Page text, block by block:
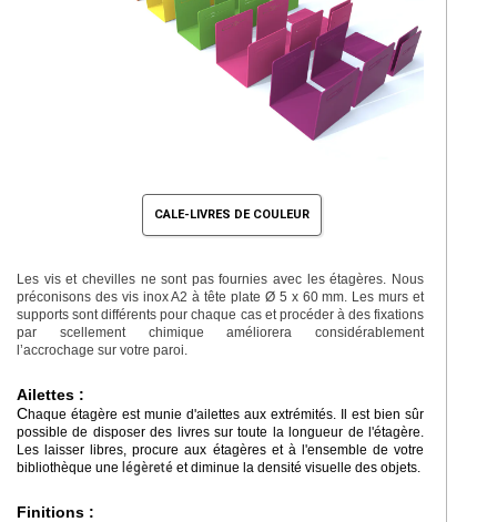
CALE-LIVRES DE COULEUR
Les vis et chevilles ne sont pas fournies avec les étagères. Nous
préconisons des vis inox A2 à tête plate Ø 5 x 60 mm. Les murs et
supports sont différents pour chaque cas et procéder à des fixations
par scellement chimique améliorera considérablement
l’accrochage sur votre paroi.
Ailettes :
Chaque étagère est munie d'ailettes aux extrémités. Il est bien sûr
possible de disposer des livres sur toute la longueur de l'étagère.
Les laisser libres, procure aux étagères et à l'ensemble de votre
bibliothèque une légèreté et diminue la densité visuelle des objets.
Finitions :